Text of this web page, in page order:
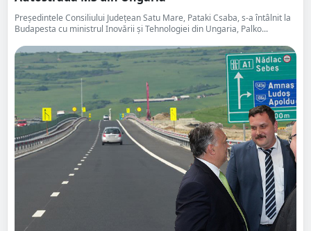
Președintele Consiliului Județean Satu Mare, Pataki Csaba, s-a întâlnit la
Budapesta cu ministrul Inovării şi Tehnologiei din Ungaria, Palko...